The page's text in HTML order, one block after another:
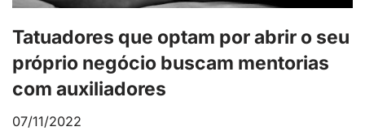
Tatuadores que optam por abrir o seu
próprio negócio buscam mentorias
com auxiliadores
07/11/2022